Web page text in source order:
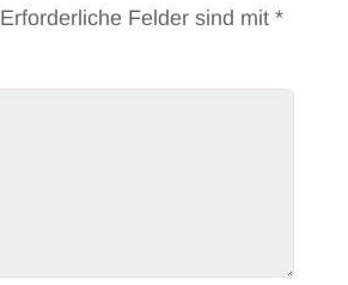
Erforderliche Felder sind mit *